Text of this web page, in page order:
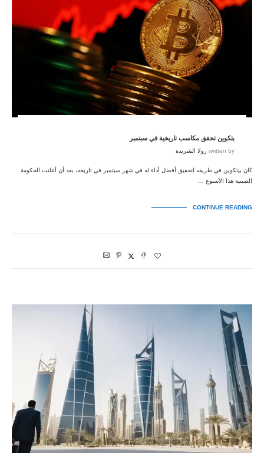
بتكوين تحقق مكاسب تاريخية في سبتمبر
written by رولا الشريدة
كان بيتكوين في طريقه لتحقيق أفضل أداء له في شهر سبتمبر في تاريخه، بعد أن أعلنت الحكومة
الصينية هذا الأسبوع …
CONTINUE READING